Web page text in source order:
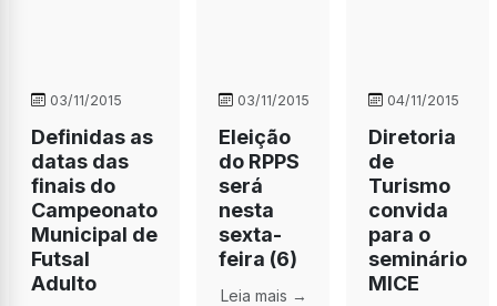
03/11/2015
Definidas as
datas das
finais do
Campeonato
Municipal de
Futsal
Adulto
03/11/2015
Eleição
do RPPS
será
nesta
sexta-
feira (6)
Leia mais →
04/11/2015
Diretoria
de
Turismo
convida
para o
seminário
MICE